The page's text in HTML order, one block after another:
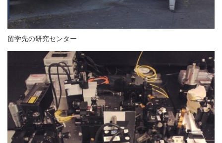
留学先の研究センター